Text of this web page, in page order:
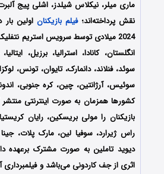
ماری میلر، نیکلاس شیلدز، اشلی پیج
نقش پرداخته‌اند؛فیلم بازیکنان
انگلستان، کانادا، استرالیا، برزیل،
سوئد، فنلاند، دانمارک، تایوان، تونس،
سوئیس، آرژانتین، چین، کره جنوبی،
کشورها همزمان به صورت اینترنتی منتشر
بازیکنان را مولی بریسکین، رایان
راس ژیرارد، سوفیا لین، مارک پلات،
دیوید تاملین به صورت مشترک برعهده
اثری از جف کاردونی می‌باشد و